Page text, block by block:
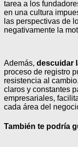
tarea a los
en una cultura
las perspectivas de
negativamente la
Además, descuidar
proceso de registro
resistencia al
claros y constantes
empresariales,
cada área del
También te podría